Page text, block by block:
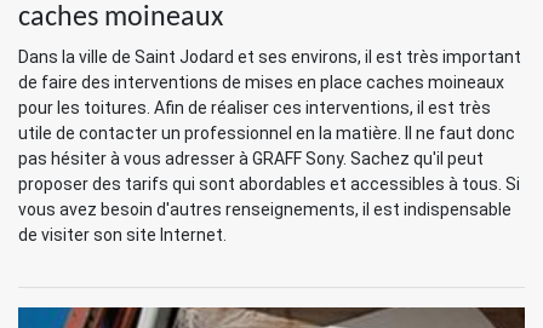
caches moineaux
Dans la ville de Saint Jodard et ses environs, il est très important
de faire des interventions de mises en place caches moineaux
pour les toitures. Afin de réaliser ces interventions, il est très
utile de contacter un professionnel en la matière. Il ne faut donc
pas hésiter à vous adresser à GRAFF Sony. Sachez qu'il peut
proposer des tarifs qui sont abordables et accessibles à tous. Si
vous avez besoin d'autres renseignements, il est indispensable
de visiter son site Internet.